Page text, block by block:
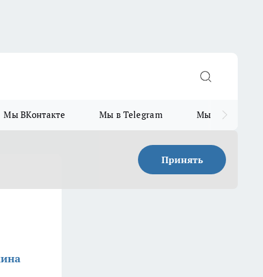
Мы ВКонтакте Мы в Telegram Мы в MAX
Принять